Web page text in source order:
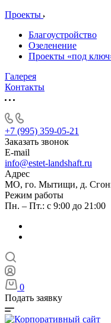
Проекты
Благоустройство
Озеленение
Проекты «под
Галерея
Контакты
+7 (995) 359-05-21
Заказать звонок
E-mail
info@estet-landshaft.ru
Адрес
МО, го. Мытищи, д.
Режим работы
Пн. – Пт.: с 9:00 до 21:00
0
Подать заявку